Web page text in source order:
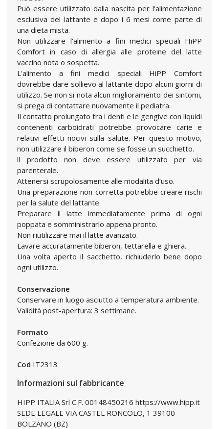
Può essere utilizzato dalla nascita per l'alimentazione
esclusiva del lattante e dopo i 6 mesi come parte di
una dieta mista.
Non utilizzare l'alimento a fini medici speciali HiPP
Comfort in caso di allergia alle proteine del latte
vaccino nota o sospetta.
L'alimento a fini medici speciali HiPP Comfort
dovrebbe dare sollievo al lattante dopo alcuni giorni di
utilizzo. Se non si nota alcun miglioramento dei sintomi,
si prega di contattare nuovamente il pediatra.
Il contatto prolungato tra i denti e le gengive con liquidi
contenenti carboidrati potrebbe provocare carie e
relativi effetti nocivi sulla salute. Per questo motivo,
non utilizzare il biberon come se fosse un succhietto.
ll prodotto non deve essere utilizzato per via
parenterale.
Attenersi scrupolosamente alle modalita d’uso.
Una preparazione non corretta potrebbe creare rischi
per la salute del lattante.
Preparare il latte immediatamente prima di ogni
poppata e somministrarlo appena pronto.
Non riutilizzare mai il latte avanzato.
Lavare accuratamente biberon, tettarella e ghiera.
Una volta aperto il sacchetto, richiuderlo bene dopo
ogni utilizzo.
Conservazione
Conservare in luogo asciutto a temperatura ambiente.
Validità post-apertura: 3 settimane.
Formato
Confezione da 600 g.
Cod IT2313
Informazioni sul fabbricante
HIPP ITALIA Srl C.F. 00148450216 https://www.hipp.it
SEDE LEGALE VIA CASTEL RONCOLO, 1 39100
BOLZANO (BZ)